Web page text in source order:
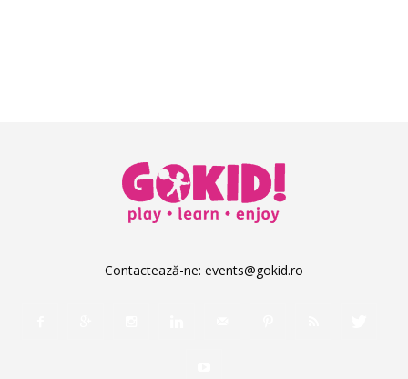
Contactează-ne: events@gokid.ro